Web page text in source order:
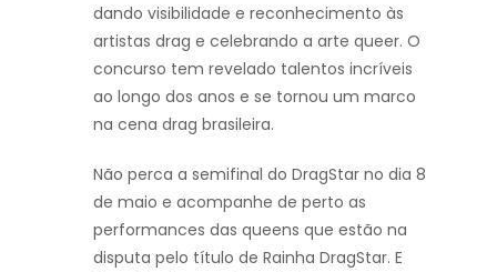
dando visibilidade e reconhecimento às
artistas drag e celebrando a arte queer. O
concurso tem revelado talentos incríveis
ao longo dos anos e se tornou um marco
na cena drag brasileira.
Não perca a semifinal do DragStar no dia 8
de maio e acompanhe de perto as
performances das queens que estão na
disputa pelo título de Rainha DragStar. E